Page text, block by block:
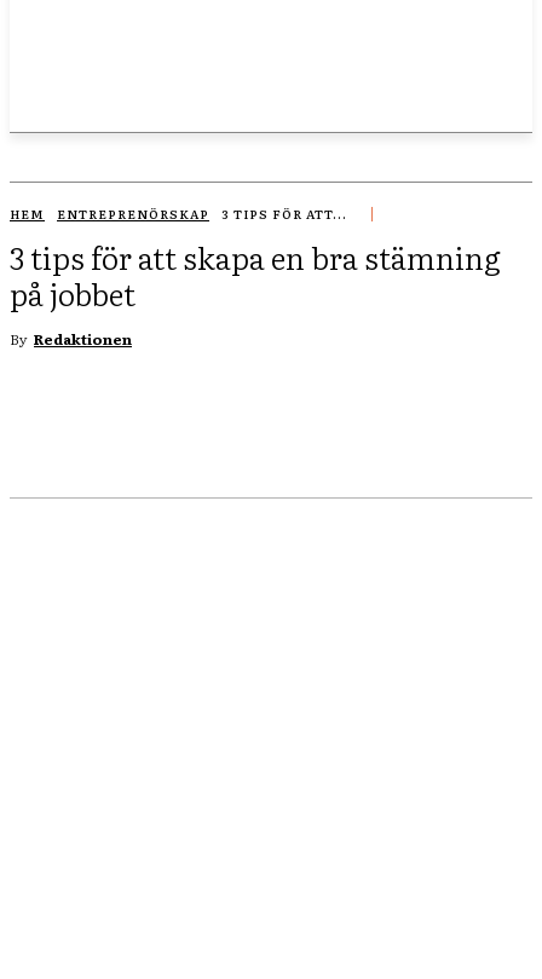
HEM ENTREPRENÖRSKAP 3 TIPS FÖR ATT...
3 tips för att skapa en bra stämning
på jobbet
By Redaktionen